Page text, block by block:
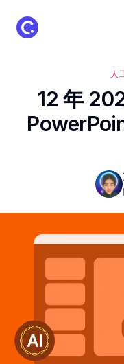
ClassPoint Logo
人
12 年